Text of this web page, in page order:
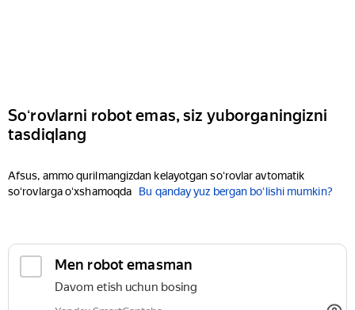
Soʻrovlarni robot emas, siz yuborganingizni
tasdiqlang
Afsus, ammo qurilmangizdan kelayotgan soʻrovlar avtomatik
soʻrovlarga oʻxshamoqda
Bu qanday yuz bergan boʻlishi mumkin?
Men robot emasman
Davom etish uchun bosing